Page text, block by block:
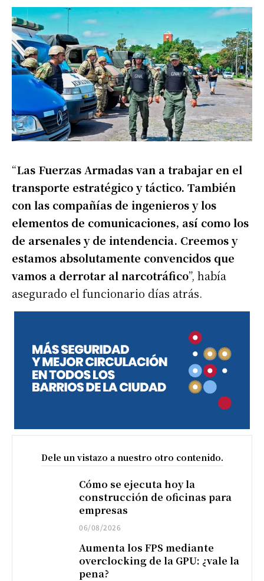
“Las Fuerzas Armadas van a trabajar en el
transporte estratégico y táctico. También
con las compañías de ingenieros y los
elementos de comunicaciones, así como los
de arsenales y de intendencia. Creemos y
estamos absolutamente convencidos que
vamos a derrotar al narcotráfico”, había
asegurado el funcionario días atrás.
Dele un vistazo a nuestro otro contenido.
Cómo se ejecuta hoy la
construcción de oficinas para
empresas
06/08/2026
Aumenta los FPS mediante
overclocking de la GPU: ¿vale la
pena?